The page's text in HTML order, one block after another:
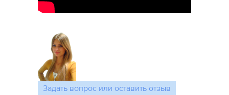
Задать вопрос или оставить отзыв